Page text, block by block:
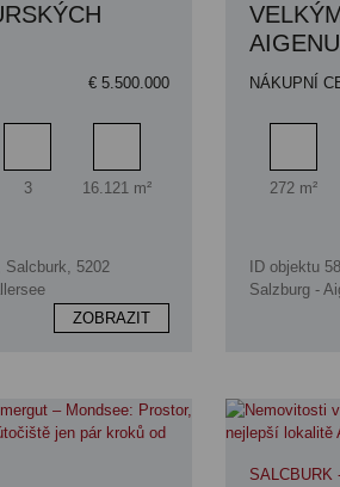
€ 5.500.000
Koupelna
3
Plocha pozemku
16.121 m²
Salcburk, 5202
ZOBRAZIT
AIGENU
NÁKUPNÍ
272 m²
ID objektu
Salzburg -
SALCBURK